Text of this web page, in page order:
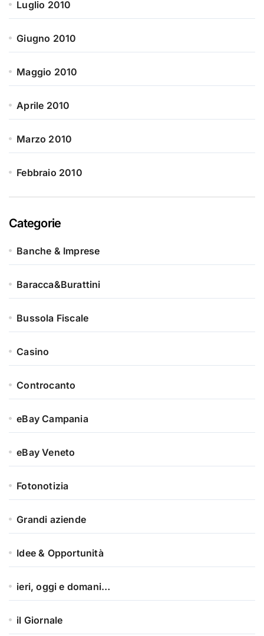
Luglio 2010
Giugno 2010
Maggio 2010
Aprile 2010
Marzo 2010
Febbraio 2010
Categorie
Banche & Imprese
Baracca&Burattini
Bussola Fiscale
Casino
Controcanto
eBay Campania
eBay Veneto
Fotonotizia
Grandi aziende
Idee & Opportunità
ieri, oggi e domani…
il Giornale